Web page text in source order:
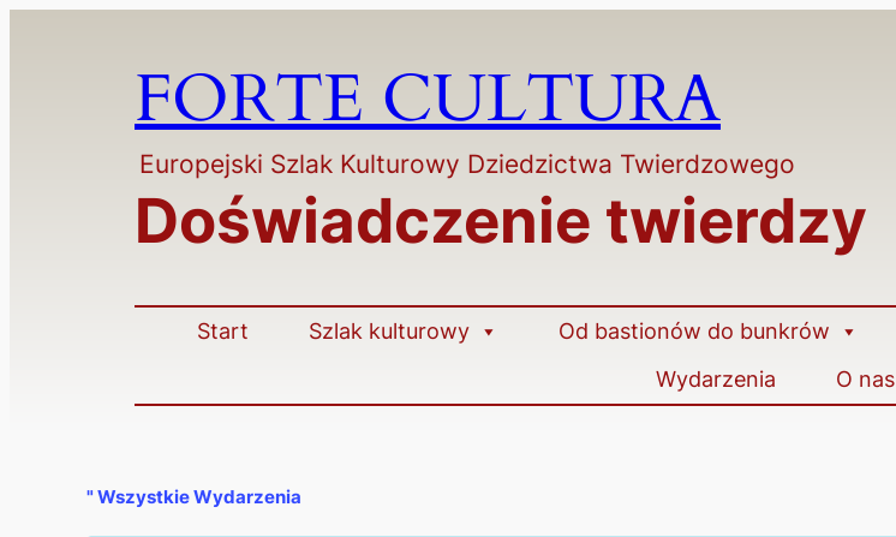
FORTE CULTURA
Europejski Szlak Kulturowy Dziedzictwa Twierdzowego
Doświadczenie twierdzy
Start Szlak kulturowy Od bastionów do bunkrów
Wydarzenia
O nas
" Wszystkie Wydarzenia